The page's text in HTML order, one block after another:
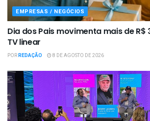
EMPRESAS / NEGÓCIOS
Dia dos Pais movimenta mais de R$
TV linear
PORREDAÇÃO 8 DE AGOSTO DE 2026